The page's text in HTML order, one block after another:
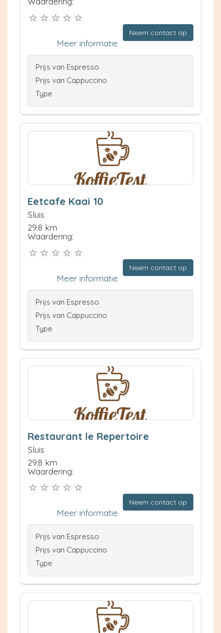
Neem contact op
Meer informatie
Prijs van Espresso
Prijs van Cappuccino
Type
Eetcafe Kaai 10
Sluis
29.8 km
Waardering:
Neem contact op
Meer informatie
Prijs van Espresso
Prijs van Cappuccino
Type
Restaurant le Repertoire
Sluis
29.8 km
Waardering:
Neem contact op
Meer informatie
Prijs van Espresso
Prijs van Cappuccino
Type